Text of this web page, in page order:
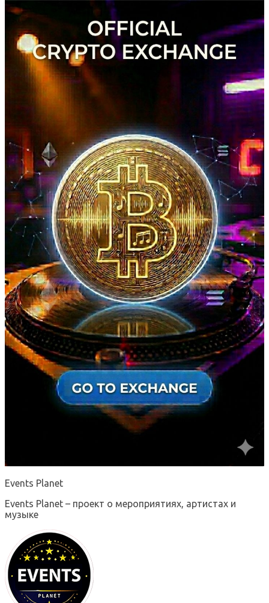
Events Planet
Events Planet – проект о мероприятиях, артистах и
музыке